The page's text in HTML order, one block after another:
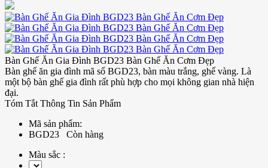
Bàn Ghế Ăn Gia Đình BGD23 Bàn Ghế Ăn Cơm Đẹp
Bàn ghế ăn gia đình mã số BGD23, bàn màu trắng, ghế vàng. Là
một bộ bàn ghế gia đình rất phù hợp cho mọi không gian nhà hiện
đại.
Tóm Tắt Thông Tin Sản Phẩm
Mã sản phẩm:
BGD23 Còn hàng
Màu sắc :